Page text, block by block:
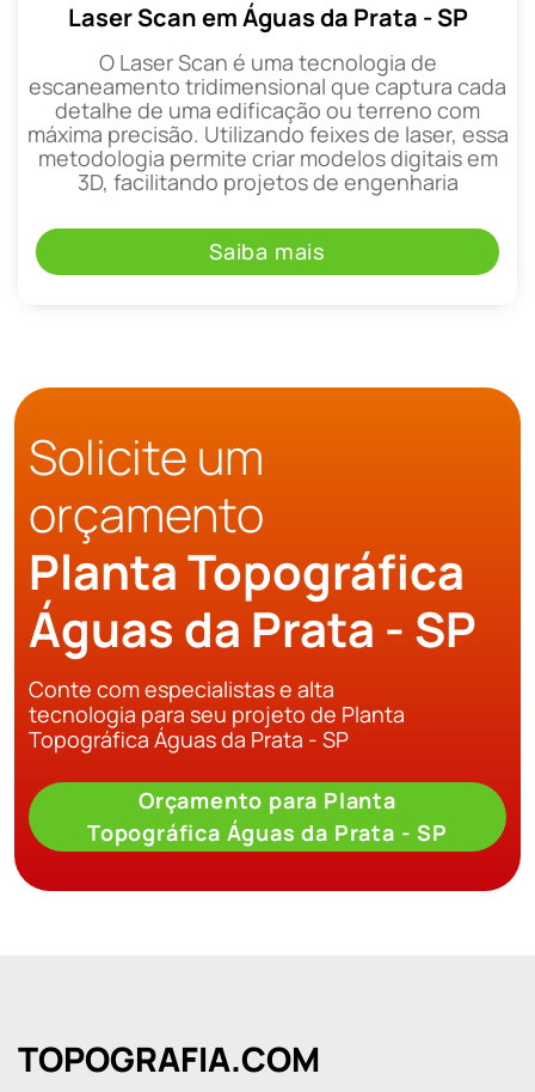
Laser Scan em Águas da Prata - SP
O Laser Scan é uma tecnologia de
escaneamento tridimensional que captura cada
detalhe de uma edificação ou terreno com
máxima precisão. Utilizando feixes de laser, essa
metodologia permite criar modelos digitais em
3D, facilitando projetos de engenharia
Saiba mais
Solicite um
orçamento
Planta Topográfica
Águas da Prata - SP
Conte com especialistas e alta
tecnologia para seu projeto de Planta
Topográfica Águas da Prata - SP
Orçamento para Planta
Topográfica Águas da Prata - SP
TOPOGRAFIA.COM